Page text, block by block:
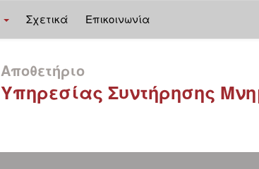
Σχετικά Επικοινωνία
Αποθετήριο
Υπηρεσίας Συντήρησης